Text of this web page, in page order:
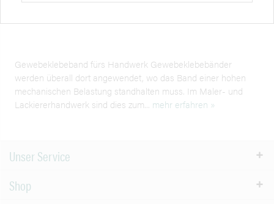
Gewebeklebeband fürs Handwerk Gewebeklebebänder
werden überall dort angewendet, wo das Band einer hohen
mechanischen Belastung standhalten muss. Im Maler- und
Lackiererhandwerk sind dies zum... mehr erfahren »
Unser Service
Shop